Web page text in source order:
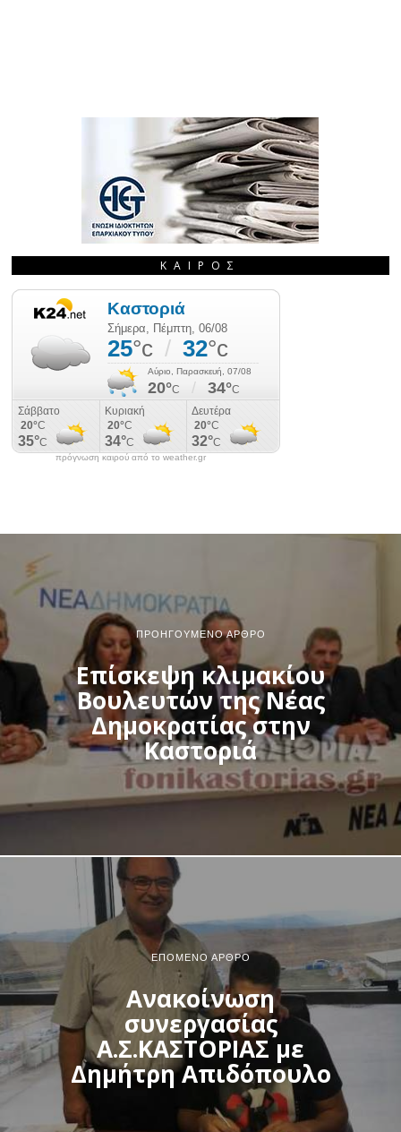
ΚΑΙΡΌΣ
πρόγνωση καιρού από το weather.gr
ΠΡΟΗΓΟΎΜΕΝΟ ΆΡΘΡΟ
Επίσκεψη κλιμακίου
Βουλευτών της Νέας
Δημοκρατίας στην
Καστοριά
ΕΠΌΜΕΝΟ ΆΡΘΡΟ
Ανακοίνωση
συνεργασίας
Α.Σ.ΚΑΣΤΟΡΙΑΣ με
Δημήτρη Απιδόπουλο